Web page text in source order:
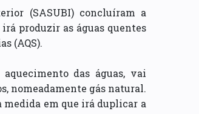
(SASUBI) concluíram a
produzir as águas quentes
(AQS).
das águas, vai
nomeadamente gás natural.
em que irá duplicar a